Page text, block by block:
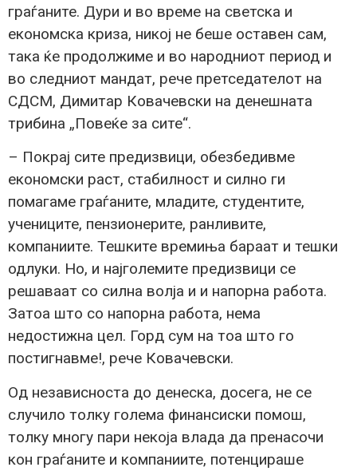
граѓаните. Дури и во време на светска и
економска криза, никој не беше оставен сам,
така ќе продолжиме и во народниот период и
во следниот мандат, рече претседателот на
СДСМ, Димитар Ковачевски на денешната
трибина „Повеќе за сите“.
– Покрај сите предизвици, обезбедивме
економски раст, стабилност и силно ги
помагаме граѓаните, младите, студентите,
учениците, пензионерите, ранливите,
компаниите. Тешките времиња бараат и тешки
одлуки. Но, и најголемите предизвици се
решаваат со силна волја и и напорна работа.
Затоа што со напорна работа, нема
недостижна цел. Горд сум на тоа што го
постигнавме!, рече Ковачевски.
Од независноста до денеска, досега, не се
случило толку голема финансиски помош,
толку многу пари некоја влада да пренасочи
кон граѓаните и компаниите, потенцираше